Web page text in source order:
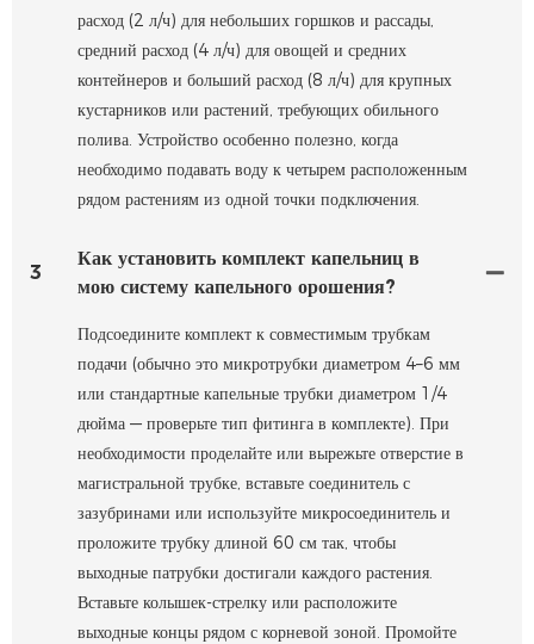
расход (2 л/ч) для небольших горшков и рассады,
средний расход (4 л/ч) для овощей и средних
контейнеров и больший расход (8 л/ч) для крупных
кустарников или растений, требующих обильного
полива. Устройство особенно полезно, когда
необходимо подавать воду к четырем расположенным
рядом растениям из одной точки подключения.
3
Как установить комплект капельниц в
мою систему капельного орошения?
Подсоедините комплект к совместимым трубкам
подачи (обычно это микротрубки диаметром 4–6 мм
или стандартные капельные трубки диаметром 1/4
дюйма — проверьте тип фитинга в комплекте). При
необходимости проделайте или вырежьте отверстие в
магистральной трубке, вставьте соединитель с
зазубринами или используйте микросоединитель и
проложите трубку длиной 60 см так, чтобы
выходные патрубки достигали каждого растения.
Вставьте колышек-стрелку или расположите
выходные концы рядом с корневой зоной. Промойте